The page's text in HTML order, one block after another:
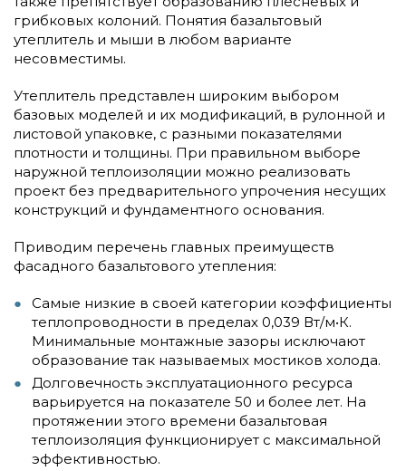
грибковых колоний. Понятия базальтовый
утеплитель и мыши в любом варианте
несовместимы.
Утеплитель представлен широким выбором
базовых моделей и их модификаций, в рулонной и
листовой упаковке, с разными показателями
плотности и толщины. При правильном выборе
наружной теплоизоляции можно реализовать
проект без предварительного упрочения несущих
конструкций и фундаментного основания.
Приводим перечень главных преимуществ
фасадного базальтового утепления:
Самые низкие в своей категории коэффициенты
теплопроводности в пределах 0,039 Вт/м•К.
Минимальные монтажные зазоры исключают
образование так называемых мостиков холода.
Долговечность эксплуатационного ресурса
варьируется на показателе 50 и более лет. На
протяжении этого времени базальтовая
теплоизоляция функционирует с максимальной
эффективностью.